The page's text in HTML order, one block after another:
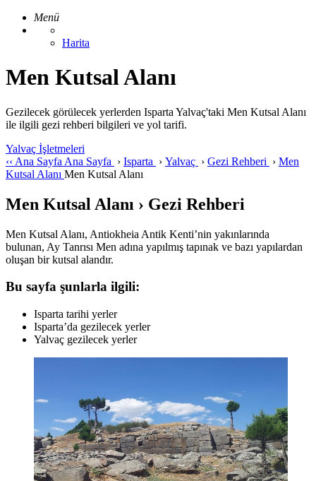
Menü
Harita
Men Kutsal Alanı
Gezilecek görülecek yerlerden Isparta Yalvaç'taki Men Kutsal Alanı
ile ilgili gezi rehberi bilgileri ve yol tarifi.
Yalvaç İşletmeleri
‹‹ Ana Sayfa Ana Sayfa › Isparta › Yalvaç › Gezi Rehberi › Men
Kutsal Alanı Men Kutsal Alanı
Men Kutsal Alanı › Gezi Rehberi
Men Kutsal Alanı, Antiokheia Antik Kenti’nin yakınlarında
bulunan, Ay Tanrısı Men adına yapılmış tapınak ve bazı yapılardan
oluşan bir kutsal alandır.
Bu sayfa şunlarla ilgili:
Isparta tarihi yerler
Isparta’da gezilecek yerler
Yalvaç gezilecek yerler